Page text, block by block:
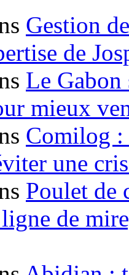
Gestion
de
Le Gabon
mieux
Comilog :
une
Poulet de
de